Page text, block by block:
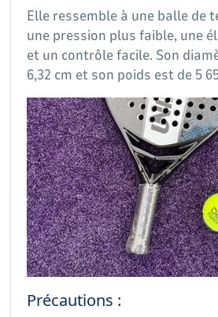
Elle ressemble à une balle de
une pression plus faible, une
et un contrôle facile. Son
6,32 cm et son poids est de 5
Précautions :